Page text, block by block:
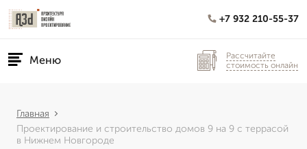
+7 932 210-55-37
Меню
Рассчитайте
стоимость онлайн
Главная
Проектирование и строительство домов 9 на 9 с террасой
в Нижнем Новгороде